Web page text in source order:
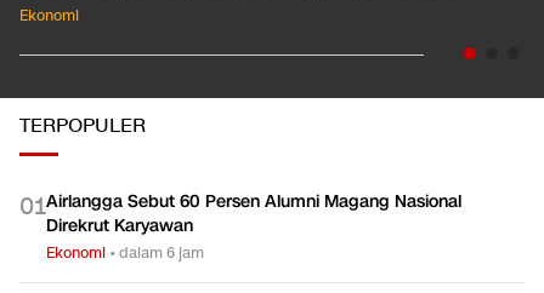
Ekonomi
TERPOPULER
01Airlangga Sebut 60 Persen Alumni Magang Nasional
Direkrut Karyawan
Ekonomi •dalam 6 jam